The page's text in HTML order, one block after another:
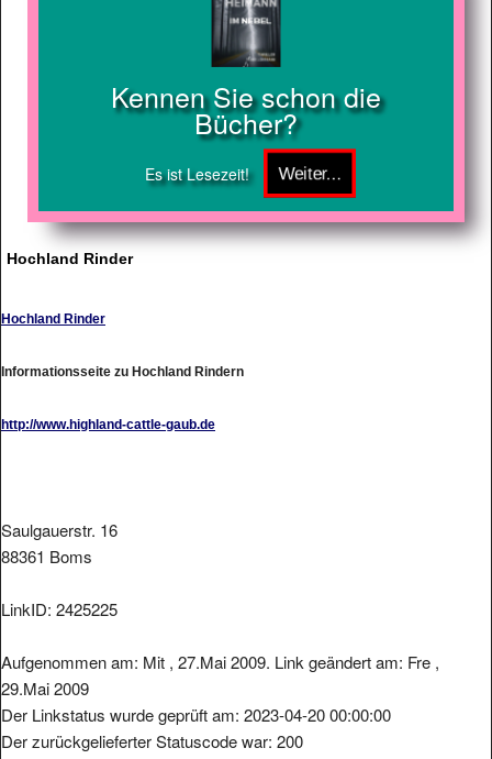
Kennen Sie schon die
Bücher?
Es ist Lesezeit!
Hochland Rinder
Hochland Rinder
Informationsseite zu Hochland Rindern
http://www.highland-cattle-gaub.de
Saulgauerstr. 16
88361 Boms
LinkID: 2425225
Aufgenommen am: Mit , 27.Mai 2009. Link geändert am: Fre ,
29.Mai 2009
Der Linkstatus wurde geprüft am: 2023-04-20 00:00:00
Der zurückgelieferter Statuscode war: 200